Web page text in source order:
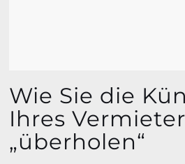
Wie Sie die
Ihres
„überholen“